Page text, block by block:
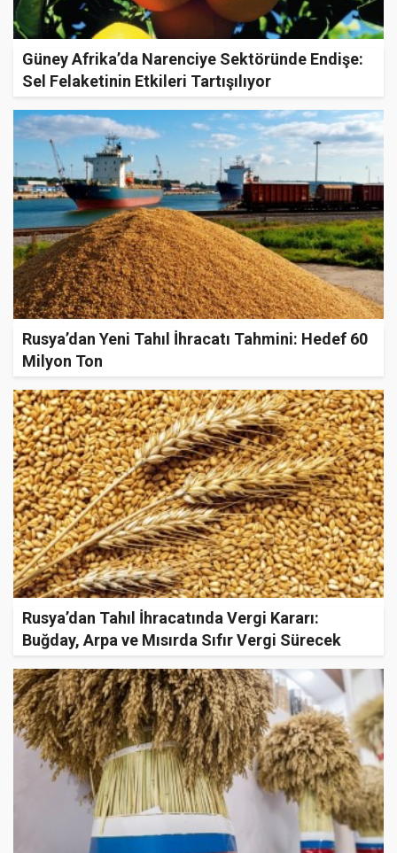
Güney Afrika’da Narenciye Sektöründe Endişe:
Sel Felaketinin Etkileri Tartışılıyor
Rusya’dan Yeni Tahıl İhracatı Tahmini: Hedef 60
Milyon Ton
Rusya’dan Tahıl İhracatında Vergi Kararı:
Buğday, Arpa ve Mısırda Sıfır Vergi Sürecek